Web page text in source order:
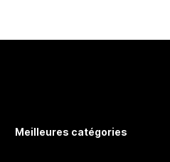
Meilleures catégories